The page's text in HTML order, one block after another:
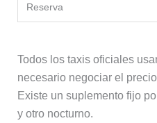
Reserva
Todos los taxis oficiales
necesario negociar el
Existe un suplemento fijo
y otro nocturno.